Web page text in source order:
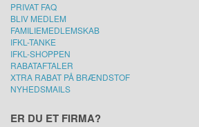
PRIVAT FAQ
BLIV MEDLEM
FAMILIEMEDLEMSKAB
IFKL-TANKE
IFKL-SHOPPEN
RABATAFTALER
XTRA RABAT PÅ BRÆNDSTOF
NYHEDSMAILS
ER DU ET FIRMA?